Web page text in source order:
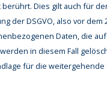
Dies gilt auch für
der DSGVO, also vor dem
Daten, die
in diesem Fall
für die